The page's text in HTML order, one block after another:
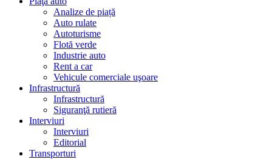
Analize de piață
Auto rulate
Autoturisme
Flotă verde
Industrie auto
Rent a car
Vehicule comerciale uşoare
Infrastructură
Infrastructură
Siguranţă rutieră
Interviuri
Interviuri
Editorial
Transporturi